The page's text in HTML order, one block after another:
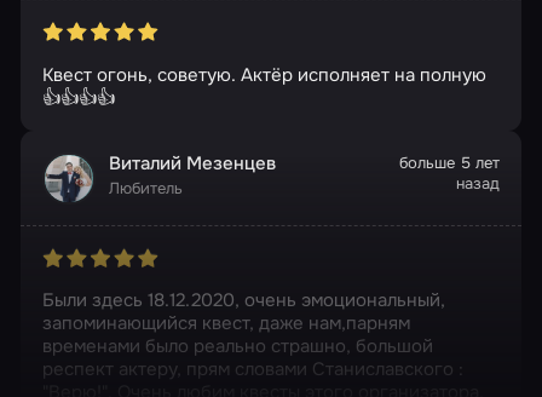
Квест огонь, советую. Актёр исполняет на полную
👍👍👍👍
Виталий Мезенцев
Любитель
больше 5 лет
назад
Были здесь 18.12.2020, очень эмоциональный,
запоминающийся квест, даже нам,парням
временами было реально страшно, большой
респект актеру, прям словами Станиславского :